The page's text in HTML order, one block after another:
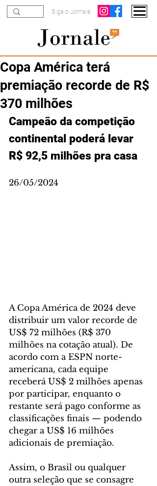
Siga o Jornale
Copa América terá
premiação recorde de R$
370 milhões
Campeão da competição
continental poderá levar
R$ 92,5 milhões pra casa
26/05/2024
A Copa América de 2024 deve
distribuir um valor recorde de
US$ 72 milhões (R$ 370
milhões na cotação atual). De
acordo com a ESPN norte-
americana, cada equipe
receberá US$ 2 milhões apenas
por participar, enquanto o
restante será pago conforme as
classificações finais — podendo
chegar a US$ 16 milhões
adicionais de premiação.
Assim, o Brasil ou qualquer
outra seleção que se consagre